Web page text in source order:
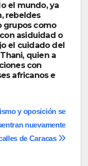
el mundo, ya
rebeldes
grupos como
asiduidad o
el cuidado del
quien a
con
africanos e
y oposición se
nuevamente
de Caracas